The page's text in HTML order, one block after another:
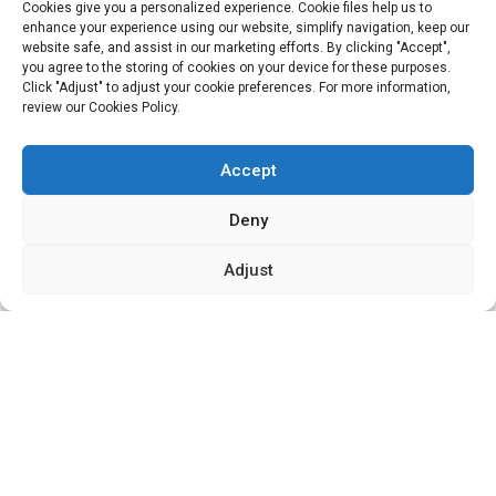
Città di HuiZhou, 516157, Cina
fannie@hzdlpack.com
+86 13410678885
Newsletter
Inserisci il tuo indirizzo email e ti invieremo le informazioni più
Cookies give you a personalized experience. Cookie files help us to
enhance your experience using our website, simplify navigation, keep our
website safe, and assist in our marketing efforts. By clicking "Accept",
you agree to the storing of cookies on your device for these purposes.
Click "Adjust" to adjust your cookie preferences. For more information,
review our Cookies Policy.
Accept
Deny
Adjust